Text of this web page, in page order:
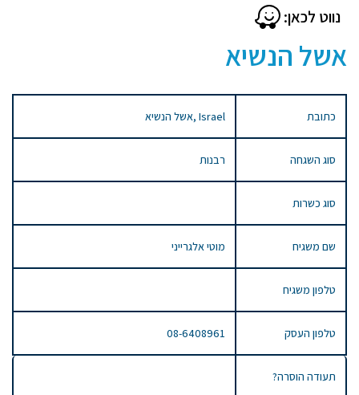
נווט לכאן:
אשל הנשיא
כתובת אשל הנשיא, Israel
סוג השגחה רבנות
סוג כשרות
שם משגיח מוטי אלגרייני
טלפון משגיח
טלפון העסק 08-6408961
תעודה הוסרה?